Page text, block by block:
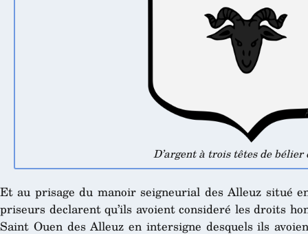
D’argent à trois têtes de bélier
Et au prisage du manoir seigneurial des Alleuz situé
priseurs declarent qu’ils avoient consideré les droits
Saint Ouen des Alleuz en intersigne desquels ils